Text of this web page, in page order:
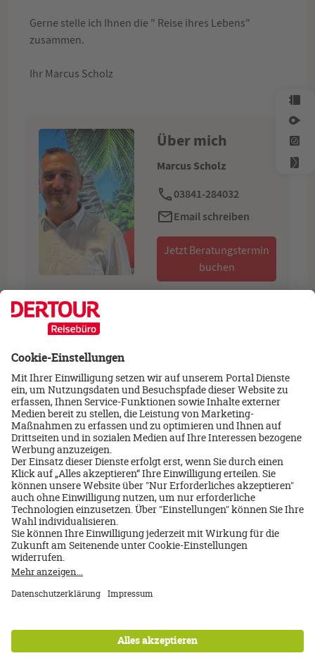
Gerne stelle ich Ihnen die " Reise ihres Lebens"
zusammen.
Ihr Marcus Scholz
Über mich
Marcus Scholz
03841-284032
Email schreiben
Jetzt Beratungstermin
buchen
‹
Über uns